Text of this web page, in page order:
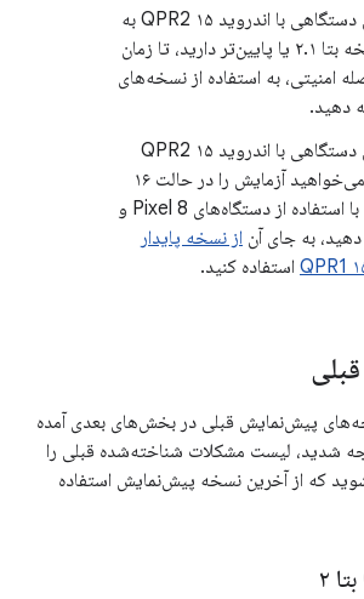
اگر از قبل دستگاهی با اندروید ۱۵ QPR2 به
همراه نسخه بتا ۲.۱ یا پایین‌تر دارید، تا زمان
امنیتی، به استفاده از نسخه‌های
دهید.
اگر از قبل دستگاهی با اندروید ۱۵ QPR2
ندارید و می‌خواهید آزمایش را در حالت ۱۶
کیلوبایت با استفاده از دستگاه‌های Pixel 8 و
از نسخه پایدار
استفاده کنید.
پیش‌نمایش قبلی در بخش‌های بعدی آمده
شدید، لیست مشکلات شناخته‌شده قبلی را
که از آخرین نسخه پیش‌نمایش استفاده